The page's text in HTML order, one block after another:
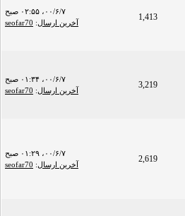
1,413
۰۰/۶/۷، ۰۲:۵۵ صبح
آخرین ارسال:
seofar70
3,219
۰۰/۶/۷، ۰۱:۳۴ صبح
آخرین ارسال:
seofar70
2,619
۰۰/۶/۷، ۰۱:۲۹ صبح
آخرین ارسال:
seofar70